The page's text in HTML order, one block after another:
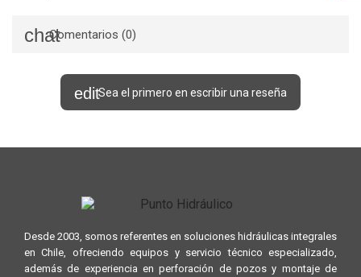
Comentarios (0)
Sea el primero en escribir una reseña
Desde 2003, somos referentes en soluciones hidráulicas integrales
en Chile, ofreciendo equipos y servicio técnico especializado,
además de experiencia en perforación de pozos y montaje de